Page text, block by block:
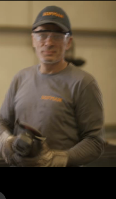
JOBS
Video made easy
Contact